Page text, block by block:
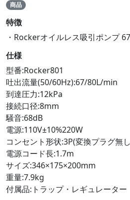
商品
特徴
・Rockerオイルレス吸引ポンプ
仕様
型番:Rocker801
吐出流量(50/60Hz):67/80L/min
到達圧力:12kPa
接続口径:8mm
騒音:68dB
電源:110V±10%220W
コンセント形状:3P(変換プラグ無
電源コード長:1.7m
サイズ:346×175×200mm
重量:7.9kg
付属品:トラップ・レギュレーター